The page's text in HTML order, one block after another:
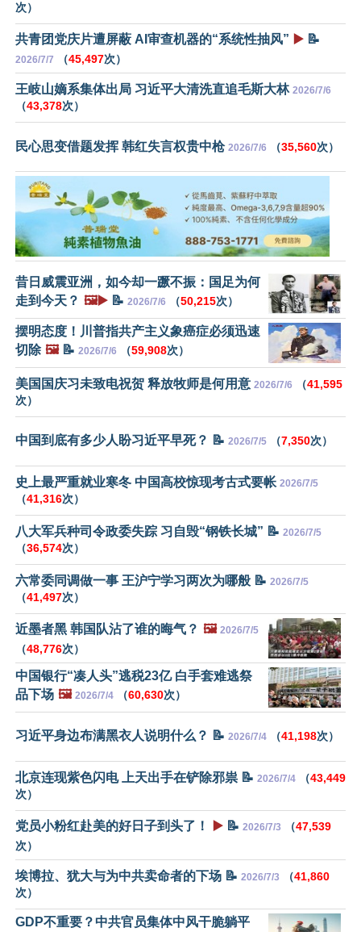
次）
共青团党庆片遭屏蔽 AI审查机器的“系统性抽风” ▶️ 📝
2026/7/7 （45,497次）
王岐山嫡系集体出局 习近平大清洗直追毛斯大林 2026/7/6
（43,378次）
民心思变借题发挥 韩红失言权贵中枪 2026/7/6 （35,560次）
昔日威震亚洲，如今却一蹶不振：国足为何
走到今天？ 🖼️▶️ 📝 2026/7/6 （50,215次）
摆明态度！川普指共产主义象癌症必须迅速
切除 🖼️📝 2026/7/6 （59,908次）
美国国庆习未致电祝贺 释放牧师是何用意 2026/7/6 （41,595
次）
中国到底有多少人盼习近平早死？ 📝 2026/7/5 （7,350次）
史上最严重就业寒冬 中国高校惊现考古式要帐 2026/7/5
（41,316次）
八大军兵种司令政委失踪 习自毁“钢铁长城” 📝 2026/7/5
（36,574次）
六常委同调做一事 王沪宁学习两次为哪般 📝 2026/7/5
（41,497次）
近墨者黑 韩国队沾了谁的晦气？ 🖼️ 2026/7/5
（48,776次）
中国银行“凑人头”逃税23亿 白手套难逃祭
品下场 🖼️ 2026/7/4 （60,630次）
习近平身边布满黑衣人说明什么？ 📝 2026/7/4 （41,198次）
北京连现紫色闪电 上天出手在铲除邪祟 📝 2026/7/4 （43,449
次）
党员小粉红赴美的好日子到头了！ ▶️ 📝 2026/7/3 （47,539
次）
埃博拉、犹大与为中共卖命者的下场 📝 2026/7/3 （41,860
次）
GDP不重要？中共官员集体中风干脆躺平